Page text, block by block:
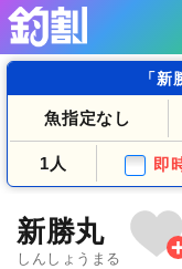
「
魚指定なし
1人 即
新勝丸
しんしょうまる